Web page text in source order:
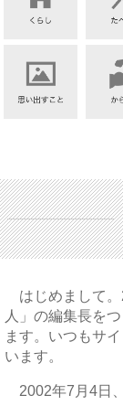
はじめまして。
人」の編集長を
ます。いつもサ
います。
2002年7月4日